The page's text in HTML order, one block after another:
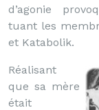
d’agonie
tuant les
et Katabolik.
Réalisant
que sa mère
était